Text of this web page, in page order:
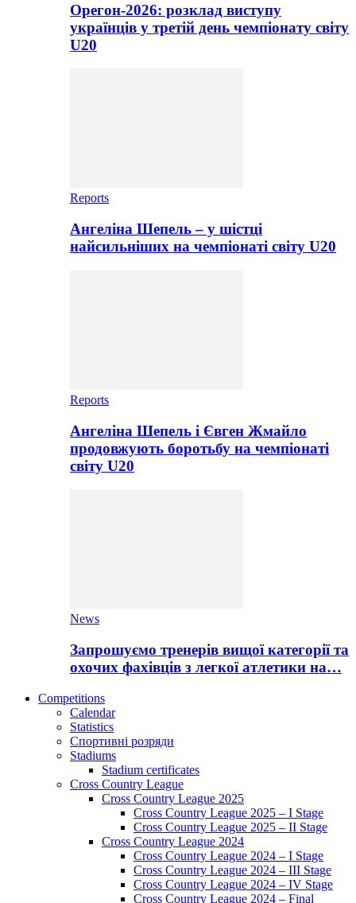
Орегон-2026: розклад виступу
українців у третій день чемпіонату світу
U20
Reports
Ангеліна Шепель – у шістці
найсильніших на чемпіонаті світу U20
Reports
Ангеліна Шепель і Євген Жмайло
продовжують боротьбу на чемпіонаті
світу U20
News
Запрошуємо тренерів вищої категорії та
охочих фахівців з легкої атлетики на…
Competitions
Calendar
Statistics
Спортивні розряди
Stadiums
Stadium certificates
Cross Country League
Cross Country League 2025
Cross Country League 2025 – I Stage
Cross Country League 2025 – II Stage
Cross Country League 2024
Cross Country League 2024 – I Stage
Cross Country League 2024 – III Stage
Cross Country League 2024 – IV Stage
Cross Country League 2024 – Final